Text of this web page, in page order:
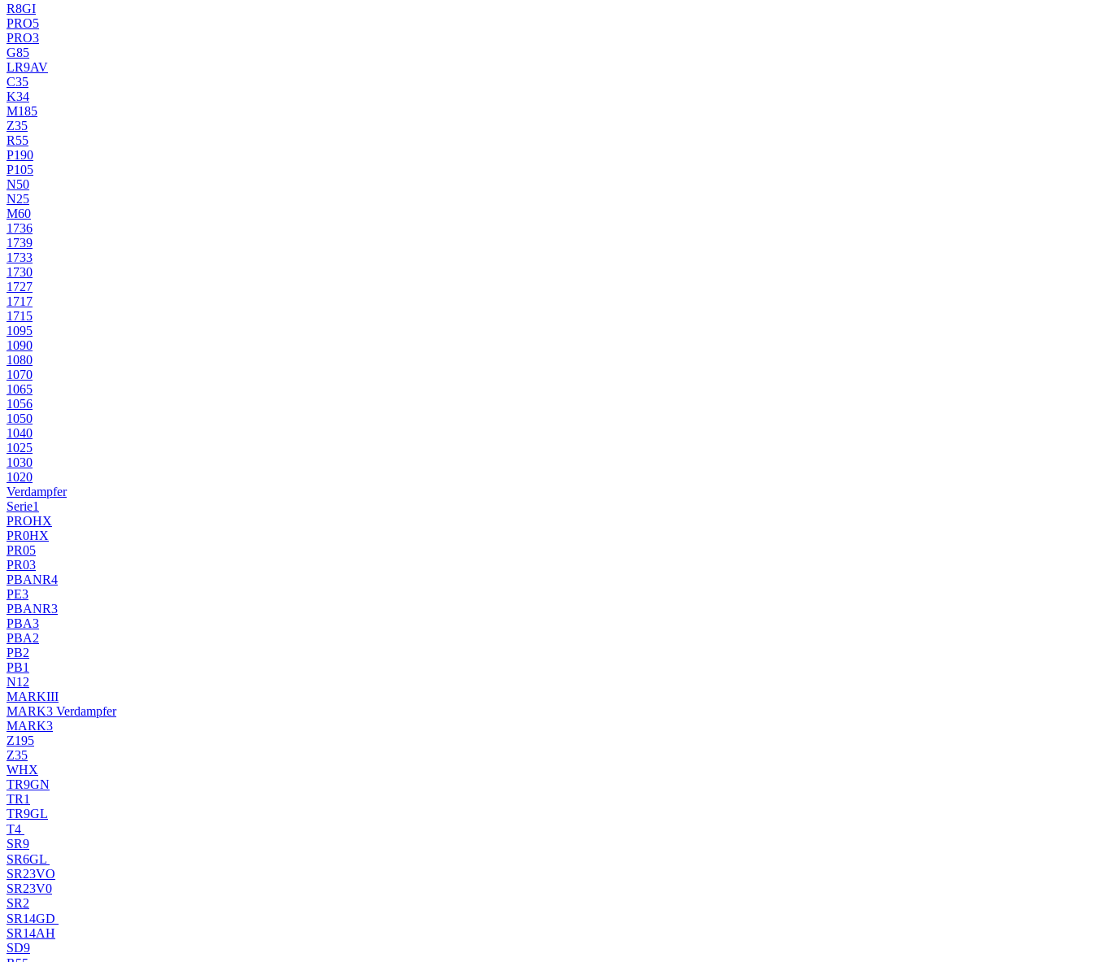
R8GI
PRO5
PRO3
G85
LR9AV
C35
K34
M185
Z35
R55
P190
P105
N50
N25
M60
1736
1739
1733
1730
1727
1717
1715
1095
1090
1080
1070
1065
1056
1050
1040
1025
1030
1020
Verdampfer
Serie1
PROHX
PR0HX
PR05
PR03
PBANR4
PE3
PBANR3
PBA3
PBA2
PB2
PB1
N12
MARKIII
MARK3 Verdampfer
MARK3
Z195
Z35
WHX
TR9GN
TR1
TR9GL
T4
SR9
SR6GL
SR23VO
SR23V0
SR2
SR14GD
SR14AH
SD9